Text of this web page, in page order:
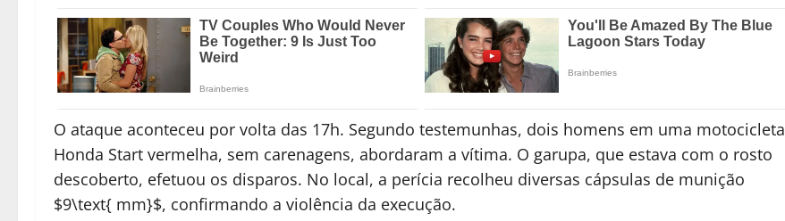
O ataque aconteceu por volta das 17h. Segundo testemunhas, dois homens em uma motocicleta
Honda Start vermelha, sem carenagens, abordaram a vítima. O garupa, que estava com o rosto
descoberto, efetuou os disparos. No local, a perícia recolheu diversas cápsulas de munição
$9\text{ mm}$, confirmando a violência da execução.